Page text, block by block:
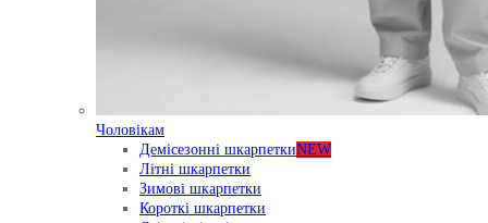
Чоловікам
Демісезонні шкарпеткиNEW
Літні шкарпетки
Зимові шкарпетки
Короткі шкарпетки